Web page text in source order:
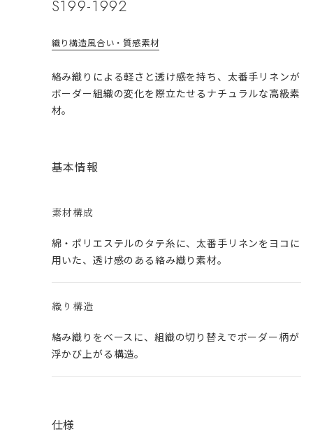
S199-1992
織り構造風合い・質感素材
絡み織りによる軽さと透け感を持ち、太番手リネンが
ボーダー組織の変化を際立たせるナチュラルな高級素
材。
基本情報
素材構成
綿・ポリエステルのタテ糸に、太番手リネンをヨコに
用いた、透け感のある絡み織り素材。
織り構造
絡み織りをベースに、組織の切り替えでボーダー柄が
浮かび上がる構造。
仕様